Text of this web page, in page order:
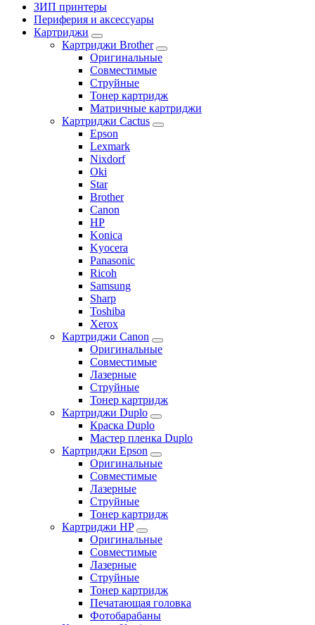
ЗИП принтеры
Периферия и аксессуары
Картриджи
Картриджи Brother
Оригинальные
Совместимые
Струйные
Тонер картридж
Матричные картриджи
Картриджи Cactus
Epson
Lexmark
Nixdorf
Oki
Star
Brother
Canon
HP
Konica
Kyocera
Panasonic
Ricoh
Samsung
Sharp
Toshiba
Xerox
Картриджи Canon
Оригинальные
Совместимые
Лазерные
Струйные
Тонер картридж
Картриджи Duplo
Краска Duplo
Мастер пленка Duplo
Картриджи Epson
Оригинальные
Совместимые
Лазерные
Струйные
Тонер картридж
Картриджи HP
Оригинальные
Совместимые
Лазерные
Струйные
Тонер картридж
Печатающая головка
Фотобарабаны